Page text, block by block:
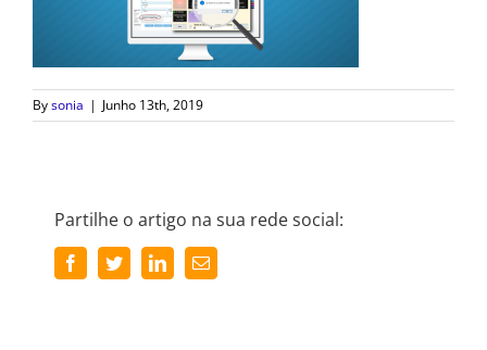
Bysonia | Junho 13th, 2019
Partilhe o artigo na sua rede social:
FacebookTwitterLinkedInEmail
(necessário